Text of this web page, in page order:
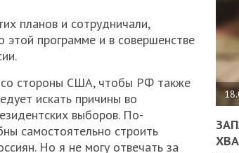
планов и сотрудничали,
этой программе и в совершенстве
стороны США, чтобы РФ также
искать причины во
выборов. По-
самостоятельно строить
Но я не могу отвечать за
ДО
ЄС
-